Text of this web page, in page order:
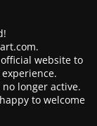
website to
longer active.
to welcome